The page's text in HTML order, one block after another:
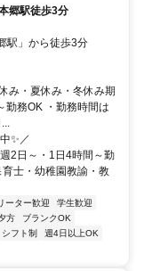
郷駅徒歩3分
駅」から徒歩3分
み・夏休み・冬休み期
勤務OK ・勤務時間は
✨／
・1日4時間～勤
士・幼稚園教諭・教
ーター歓迎
学生歓迎
方
ブランクOK
シフト制
週4日以上OK